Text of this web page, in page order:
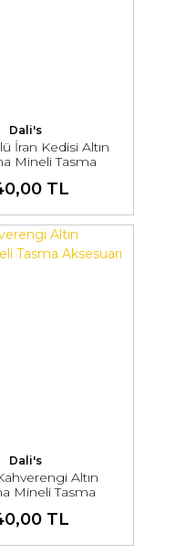
Dali's
İran Kedisi Altın
Mineli Tasma
TL
Dali's
Altın
Mineli Tasma
TL